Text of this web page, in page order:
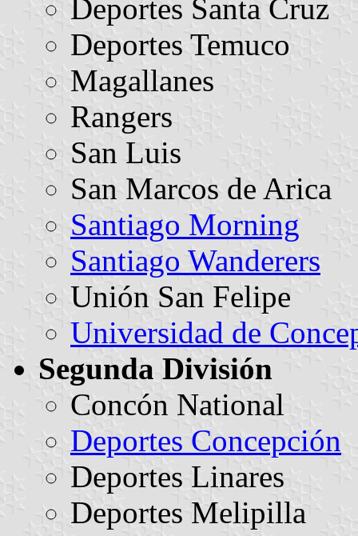
Deportes Santa Cruz
Deportes Temuco
Magallanes
Rangers
San Luis
San Marcos de Arica
Santiago Morning
Santiago Wanderers
Unión San Felipe
Universidad de
Segunda División
Concón National
Deportes Concepción
Deportes Linares
Deportes Melipilla